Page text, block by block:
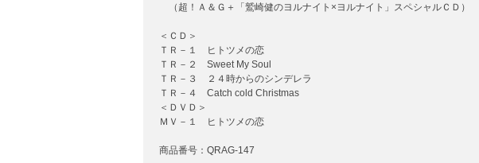
（超！Ａ＆Ｇ＋「鷲崎健のヨルナイト×ヨルナイト」スペシャルＣＤ）
＜ＣＤ＞
ＴＲ－１ ヒトツメの恋
ＴＲ－２ Sweet My Soul
ＴＲ－３ ２４時からのシンデレラ
ＴＲ－４ Catch cold Christmas
＜ＤＶＤ＞
ＭＶ－１ ヒトツメの恋
商品番号：QRAG-147